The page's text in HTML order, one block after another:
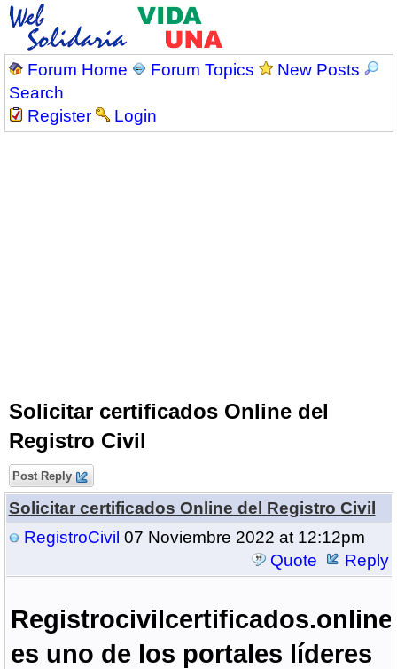
Forum Home Forum Topics
New Posts
Search
Register
Login
Solicitar certificados Online del
Registro Civil
Post Reply
Solicitar certificados Online del Registro Civil
RegistroCivil 07 Noviembre 2022 at 12:12pm
Quote
Reply
Registrocivilcertificados.online
es uno de los portales líderes